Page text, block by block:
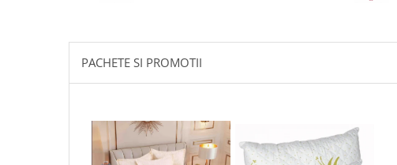
PACHETE SI PROMOTII